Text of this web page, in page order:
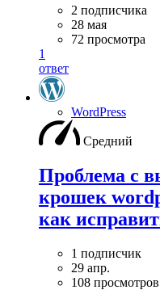
2 подписчика
28 мая
72 просмотра
1
ответ
WordPress
Средний
Проблема с
крошек
как
1 подписчик
29 апр.
108 просмотров